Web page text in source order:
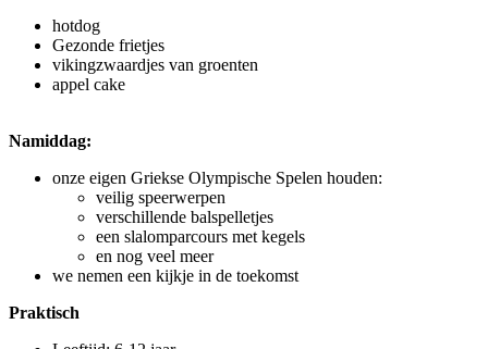
hotdog
Gezonde frietjes
vikingzwaardjes van groenten
appel cake
Namiddag:
onze eigen Griekse Olympische Spelen houden:
veilig speerwerpen
verschillende balspelletjes
een slalomparcours met kegels
en nog veel meer
we nemen een kijkje in de toekomst
Praktisch